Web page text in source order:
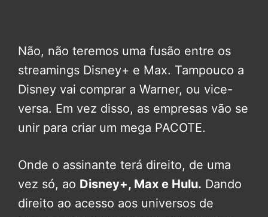
Não, não teremos uma fusão entre os
streamings Disney+ e Max. Tampouco a
Disney vai comprar a Warner, ou vice-
versa. Em vez disso, as empresas vão se
unir para criar um mega PACOTE.
Onde o assinante terá direito, de uma
vez só, ao Disney+, Max e Hulu. Dando
direito ao acesso aos universos de